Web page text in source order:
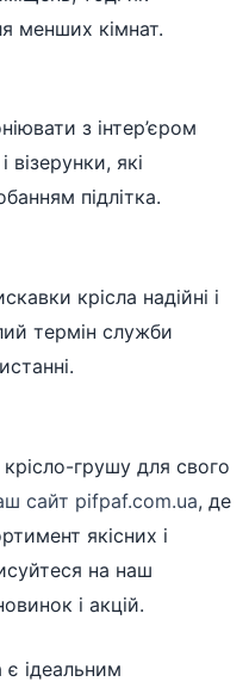
менших кімнат.
з інтер’єром
які
підлітка.
крісла надійні і
термін служби
грушу для свого
сайт pifpaf.com.ua, де
якісних і
на наш
і акцій.
ідеальним